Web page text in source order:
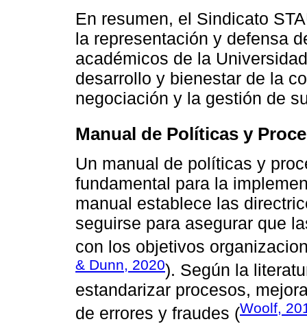
En resumen, el Sindicato
la representación y defensa
académicos de la
desarrollo y bienestar de la
negociación y la gestión de
Manual de Políticas y
Un manual de políticas y
fundamental para la
manual establece las
seguirse para asegurar que
con los objetivos
& Dunn, 2020). Según la
estandarizar procesos,
de errores y fraudes (Woolf,